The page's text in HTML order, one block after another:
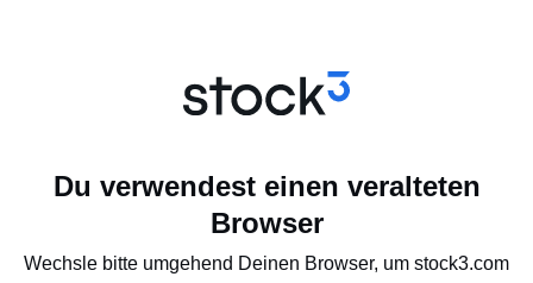
Du verwendest einen veralteten
Browser
Wechsle bitte umgehend Deinen Browser, um stock3.com